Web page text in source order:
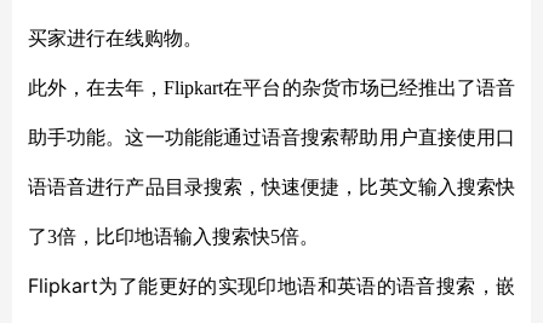
买家进行在线购物。
此外，在去年，Flipkart在平台的杂货市场已经推出了语音
助手功能。这一功能能通过语音搜索帮助用户直接使用口
语语音进行产品目录搜索，快速便捷，比英文输入搜索快
了3倍，比印地语输入搜索快5倍。
Flipkart为了能更好的实现印地语和英语的语音搜索，嵌